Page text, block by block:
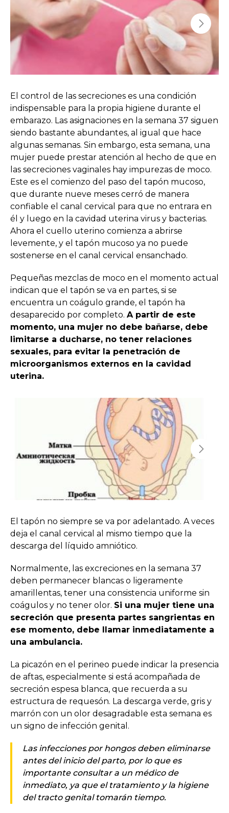
El control de las secreciones es una condición
indispensable para la propia higiene durante el
embarazo. Las asignaciones en la semana 37 siguen
siendo bastante abundantes, al igual que hace
algunas semanas. Sin embargo, esta semana, una
mujer puede prestar atención al hecho de que en
las secreciones vaginales hay impurezas de moco.
Este es el comienzo del paso del tapón mucoso,
que durante nueve meses cerró de manera
confiable el canal cervical para que no entrara en
él y luego en la cavidad uterina virus y bacterias.
Ahora el cuello uterino comienza a abrirse
levemente, y el tapón mucoso ya no puede
sostenerse en el canal cervical ensanchado.
Pequeñas mezclas de moco en el momento actual
indican que el tapón se va en partes, si se
encuentra un coágulo grande, el tapón ha
desaparecido por completo. A partir de este
momento, una mujer no debe bañarse, debe
limitarse a ducharse, no tener relaciones
sexuales, para evitar la penetración de
microorganismos externos en la cavidad
uterina.
El tapón no siempre se va por adelantado. A veces
deja el canal cervical al mismo tiempo que la
descarga del líquido amniótico.
Normalmente, las excreciones en la semana 37
deben permanecer blancas o ligeramente
amarillentas, tener una consistencia uniforme sin
coágulos y no tener olor. Si una mujer tiene una
secreción que presenta partes sangrientas en
ese momento, debe llamar inmediatamente a
una ambulancia.
La picazón en el perineo puede indicar la presencia
de aftas, especialmente si está acompañada de
secreción espesa blanca, que recuerda a su
estructura de requesón. La descarga verde, gris y
marrón con un olor desagradable esta semana es
un signo de infección genital.
Las infecciones por hongos deben eliminarse
antes del inicio del parto, por lo que es
importante consultar a un médico de
inmediato, ya que el tratamiento y la higiene
del tracto genital tomarán tiempo.